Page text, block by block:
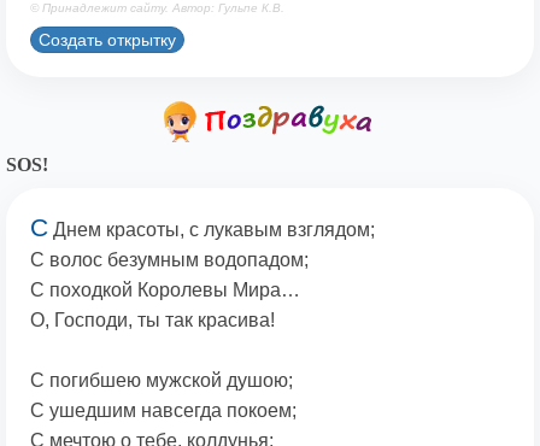
© Принадлежит сайту. Автор: Гульпе К.В.
Создать открытку
SOS!
С Днем красоты, с лукавым взглядом;
С волос безумным водопадом;
С походкой Королевы Мира…
О, Господи, ты так красива!
С погибшею мужской душою;
С ушедшим навсегда покоем;
С мечтою о тебе, колдунья;